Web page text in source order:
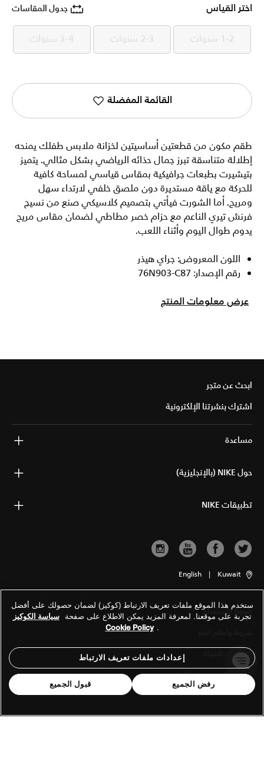
اختر القياس جدول المقاسات
1-2 سنوات 1-2 سنوات 2-3 سنوات 2-3 سنوات 3-4 سنوات 3-4 سنوات
القائمة المفضلة
طقم مكون من قطعتين أساسيتين لخزانة ملابس طفلك يمنحه
إطلالة متناسقة تبرز جمال حذائه الرياضي بشكل مثالي. يتميز
بتيشيرت بطبعات جرافيكية بمقاس قياسي لمساحة كافية
للحركة مع ياقة مستديرة دون ملصق خلفي لارتداء سهل
ومريح. أما الشورت فيأتي بتصميم كلاسيكي صنع من نسيج
فرنش تيري الناعم مع حزام خصر مطاطي لضمان مقاس مريح
يدوم طوال اليوم وأثناء اللعب.
اللون المعروض: جراي هيذر
رقم الإصدار: 76N903-C87
عرض معلومات المنتج
ابحث عن متجر
اشترك بنشرتنا الإلكترونية
مساعدة
حول NIKE (بالإنجليزية)
تطبيقات NIKE
Kuwait
|
English
شروط الاستخدام
معلومات الشركة
سياسة الخصوصية والكوكيز
ستخدم هذا الموقع ملفات تعريف الارتباط (كوكيز) لضمان حصولك على أفضل
تجربة على موقعنا. لمعرفة المزيد يمكن الاطلاع على صفحة سياسة الكوكيز
.
Cookie Policy
إعدادات ملفات تعريف الارتباط
رفض الجميع قبول الجميع